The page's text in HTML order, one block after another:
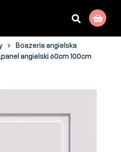
Boazeria angielska
angielski 60cm 100cm